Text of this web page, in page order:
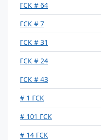
ГСК # 64
ГСК # 7
ГСК # 31
ГСК # 24
ГСК # 43
# 1 ГСК
# 101 ГСК
# 14 ГСК